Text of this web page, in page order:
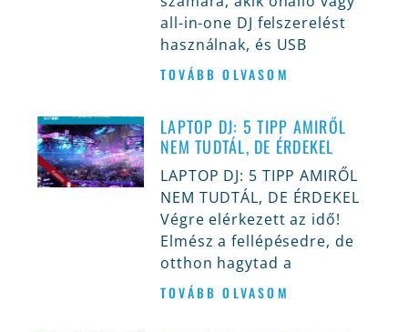
all-in-one DJ felszerelést
használnak, és USB
TOVÁBB OLVASOM
LAPTOP DJ: 5 TIPP AMIRŐL
NEM TUDTÁL, DE ÉRDEKEL
LAPTOP DJ: 5 TIPP AMIRŐL
NEM TUDTÁL, DE ÉRDEKEL
Végre elérkezett az idő!
Elmész a fellépésedre, de
otthon hagytad a
TOVÁBB OLVASOM